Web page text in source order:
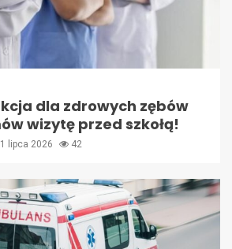
dla zdrowych zębów
wizytę przed szkołą!
lipca 2026 42